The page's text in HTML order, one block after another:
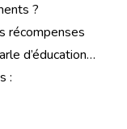
?
récompenses
d’éducation…
: